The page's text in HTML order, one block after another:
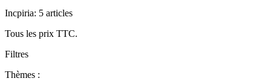
Incpiria: 5 articles
Tous les prix TTC.
Filtres
Thèmes :